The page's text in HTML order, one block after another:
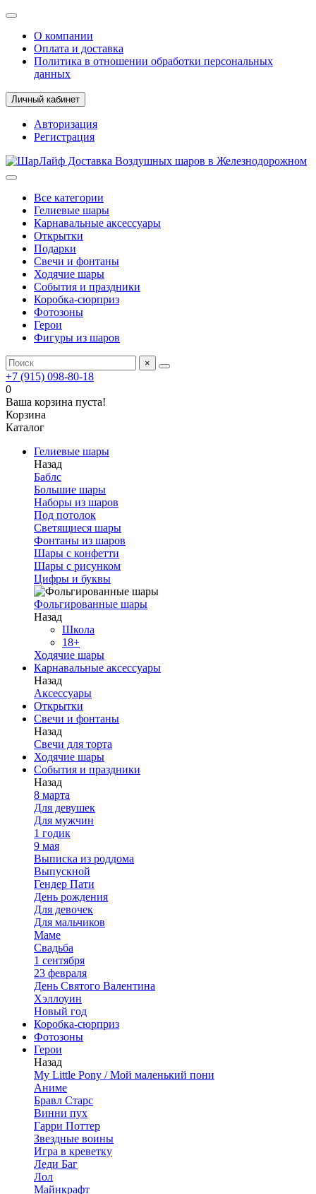
О компании
Оплата и доставка
Политика в отношении обработки персональных
данных
Личный кабинет
Авторизация
Регистрация
Все категории
Гелиевые шары
Карнавальные аксессуары
Открытки
Подарки
Свечи и фонтаны
Ходячие шары
События и праздники
Коробка-сюрприз
Фотозоны
Герои
Фигуры из шаров
×
+7 (915) 098-80-18
0
Ваша корзина пуста!
Корзина
Каталог
Гелиевые шары
Назад
Баблс
Большие шары
Наборы из шаров
Под потолок
Светящиеся шары
Фонтаны из шаров
Шары с конфетти
Шары с рисунком
Цифры и буквы
Фольгированные шары
Назад
Школа
18+
Ходячие шары
Карнавальные аксессуары
Назад
Аксессуары
Открытки
Свечи и фонтаны
Назад
Свечи для торта
Ходячие шары
События и праздники
Назад
8 марта
Для девушек
Для мужчин
1 годик
9 мая
Выписка из роддома
Выпускной
Гендер Пати
День рождения
Для девочек
Для мальчиков
Маме
Свадьба
1 сентября
23 февраля
День Святого Валентина
Хэллоуин
Новый год
Коробка-сюрприз
Фотозоны
Герои
Назад
My Little Pony / Мой маленький пони
Аниме
Бравл Старс
Винни пух
Гарри Поттер
Звездные воины
Игра в креветку
Леди Баг
Лол
Майнкрафт